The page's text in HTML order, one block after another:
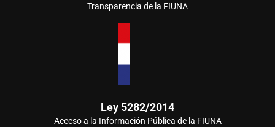
Transparencia de la FIUNA
Ley 5282/2014
Acceso a la Información Pública de la FIUNA